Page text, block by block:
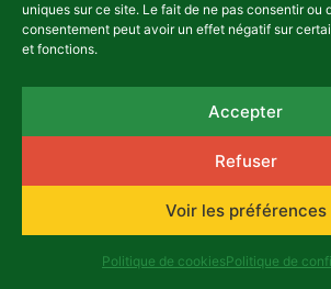
uniques sur ce site. Le fait de ne pas consentir ou
consentement peut avoir un effet négatif sur
et fonctions.
Accepter
Refuser
Voir les préférences
Politique de cookiesPolitique de